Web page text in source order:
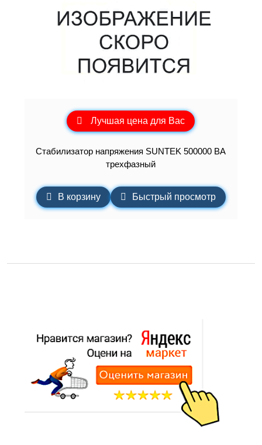
Лучшая цена для Вас
Стабилизатор напряжения SUNTEK 500000 ВА
трехфазный
В корзину Быстрый просмотр